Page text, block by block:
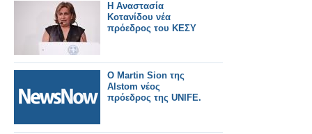
Η Αναστασία
Κοτανίδου νέα
πρόεδρος του ΚΕΣΥ
Ο Martin Sion της
Alstom νέος
πρόεδρος της UNIFE.